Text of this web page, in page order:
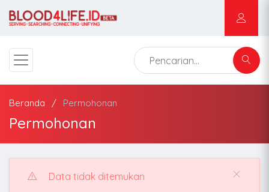
Beranda Permohonan
Permohonan
Data tidak ditemukan